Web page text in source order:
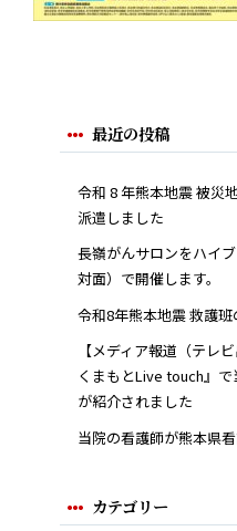
最近の投稿
令和 8 年熊本地震 被災
派遣しました
長嶺がんサロンをハイ
対面）で開催します。
令和8年熊本地震 救護
【メディア報道（テレ
くまもとLive touch』
が紹介されました
当院の看護師が熊本県
カテゴリー